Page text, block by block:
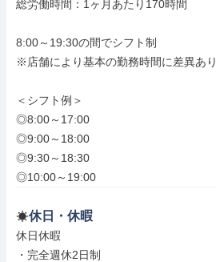
総労働時間：1ヶ月あたり170時間
8:00～19:30の間でシフト制
※店舗により基本の勤務時間に差異あり
＜シフト例＞
◎8:00～17:00
◎9:00～18:00
◎9:30～18:30
◎10:00～19:00
休日・休暇
休日休暇
・完全週休2日制